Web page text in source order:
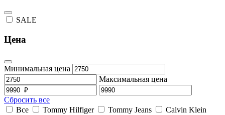
SALE
Цена
Минимальная цена
Максимальная цена
Сбросить все
Все
Tommy Hilfiger Tommy Jeans
Calvin Klein